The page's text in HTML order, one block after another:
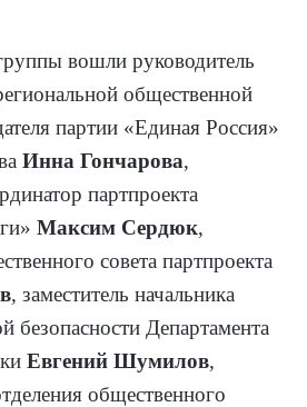
вошли руководитель
общественной
партии «Единая Россия»
Инна Гончарова,
партпроекта
Максим Сердюк,
совета партпроекта
, заместитель начальника
безопасности Департамента
Евгений Шумилов,
общественного